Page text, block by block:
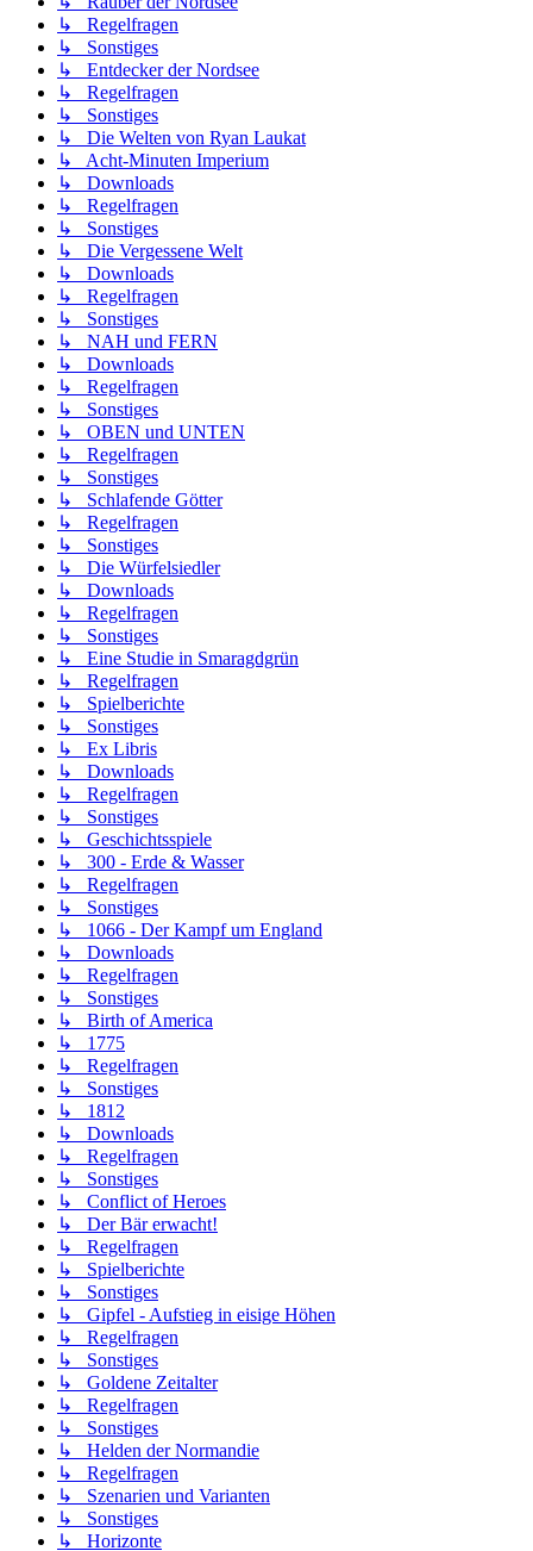
↳ Regelfragen
↳ Sonstiges
↳ Entdecker der Nordsee
↳ Regelfragen
↳ Sonstiges
↳ Die Welten von Ryan Laukat
↳ Acht-Minuten Imperium
↳ Downloads
↳ Regelfragen
↳ Sonstiges
↳ Die Vergessene Welt
↳ Downloads
↳ Regelfragen
↳ Sonstiges
↳ NAH und FERN
↳ Downloads
↳ Regelfragen
↳ Sonstiges
↳ OBEN und UNTEN
↳ Regelfragen
↳ Sonstiges
↳ Schlafende Götter
↳ Regelfragen
↳ Sonstiges
↳ Die Würfelsiedler
↳ Downloads
↳ Regelfragen
↳ Sonstiges
↳ Eine Studie in Smaragdgrün
↳ Regelfragen
↳ Spielberichte
↳ Sonstiges
↳ Ex Libris
↳ Downloads
↳ Regelfragen
↳ Sonstiges
↳ Geschichtsspiele
↳ 300 - Erde & Wasser
↳ Regelfragen
↳ Sonstiges
↳ 1066 - Der Kampf um England
↳ Downloads
↳ Regelfragen
↳ Sonstiges
↳ Birth of America
↳ 1775
↳ Regelfragen
↳ Sonstiges
↳ 1812
↳ Downloads
↳ Regelfragen
↳ Sonstiges
↳ Conflict of Heroes
↳ Der Bär erwacht!
↳ Regelfragen
↳ Spielberichte
↳ Sonstiges
↳ Gipfel - Aufstieg in eisige Höhen
↳ Regelfragen
↳ Sonstiges
↳ Goldene Zeitalter
↳ Regelfragen
↳ Sonstiges
↳ Helden der Normandie
↳ Regelfragen
↳ Szenarien und Varianten
↳ Sonstiges
↳ Horizonte